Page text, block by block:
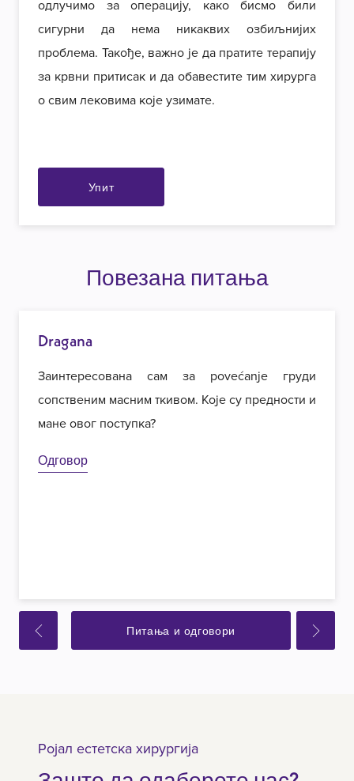
одлучимо за операцију, како бисмо били
сигурни да нема никаквих озбиљнијих
проблема. Такође, важно је да пратите терапију
за крвни притисак и да обавестите тим хирурга
о свим лековима које узимате.
Упит
Повезана питања
Dragana
Заинтересована сам за povećanje груди
сопственим масним ткивом. Које су предности и
мане овог поступка?
Одговор
Питања и одговори
Ројал естетска хирургија